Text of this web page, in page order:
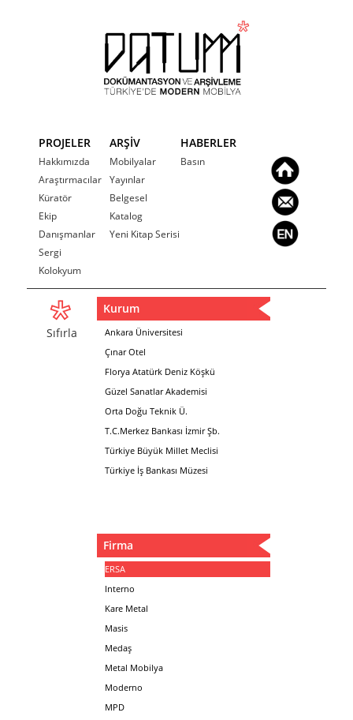
PROJELER
Hakkımızda
Araştırmacılar
Küratör
Ekip
Danışmanlar
Sergi
Kolokyum
ARŞİV
Mobilyalar
Yayınlar
Belgesel
Katalog
Yeni Kitap Serisi
HABERLER
Basın
Sıfırla
Kurum
Ankara Üniversitesi
Çınar Otel
Florya Atatürk Deniz Köşkü
Güzel Sanatlar Akademisi
Orta Doğu Teknik Ü.
T.C.Merkez Bankası İzmir Şb.
Türkiye Büyük Millet Meclisi
Türkiye İş Bankası Müzesi
Firma
ERSA
Interno
Kare Metal
Masis
Medaş
Metal Mobilya
Moderno
MPD